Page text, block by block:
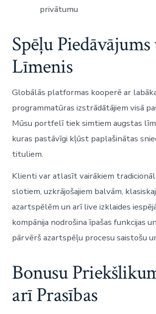
privātumu
Spēļu
Līmenis
Globālās platformas kooperē ar
programmatūras izstrādātājiem visā
Mūsu portfelī tiek simtiem augstas
kuras pastāvīgi kļūst paplašinātas
tituliem.
Klienti var atlasīt vairākiem
slotiem, uzkrājošajiem balvām,
azartspēlēm un arī live izklaides
kompānija nodrošina īpašas funkcijas
pārvērš azartspēļu procesu saistošu
Bonusu
arī Prasības